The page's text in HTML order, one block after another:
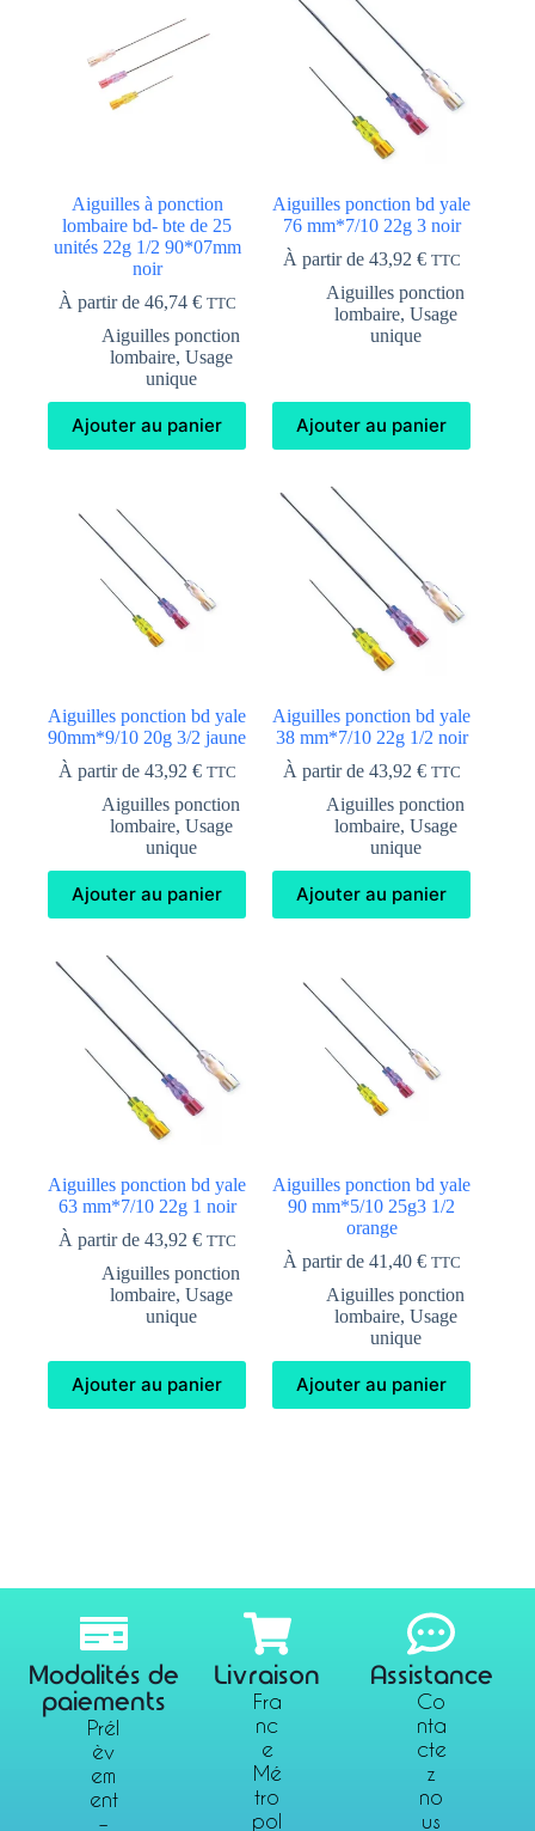
Aiguilles à ponction
lombaire bd- bte de 25
unités 22g 1/2 90*07mm
noir
À partir de 46,74 € TTC
Aiguilles ponction
lombaire, Usage
unique
Ajouter au panier
Aiguilles ponction bd yale
76 mm*7/10 22g 3 noir
À partir de 43,92 € TTC
Aiguilles ponction
lombaire, Usage
unique
Ajouter au panier
Aiguilles ponction bd yale
90mm*9/10 20g 3/2 jaune
À partir de 43,92 € TTC
Aiguilles ponction
lombaire, Usage
unique
Ajouter au panier
Aiguilles ponction bd yale
38 mm*7/10 22g 1/2 noir
À partir de 43,92 € TTC
Aiguilles ponction
lombaire, Usage
unique
Ajouter au panier
Aiguilles ponction bd yale
63 mm*7/10 22g 1 noir
À partir de 43,92 € TTC
Aiguilles ponction
lombaire, Usage
unique
Ajouter au panier
Aiguilles ponction bd yale
90 mm*5/10 25g3 1/2
orange
À partir de 41,40 € TTC
Aiguilles ponction
lombaire, Usage
unique
Ajouter au panier
Modalités de
paiements
Prél
èv
em
ent
–
Livraison
Fra
nc
e
Mé
tro
pol
Assistance
Co
nta
cte
z
no
us